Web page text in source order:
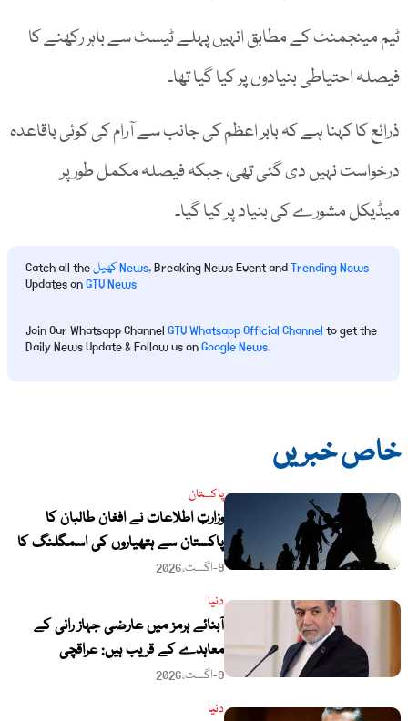
ٹیم مینجمنٹ کے مطابق انہیں پہلے ٹیسٹ سے باہر رکھنے کا
فیصلہ احتیاطی بنیادوں پر کیا گیا تھا۔
ذرائع کا کہنا ہے کہ بابر اعظم کی جانب سے آرام کی کوئی باقاعدہ
درخواست نہیں دی گئی تھی، جبکہ فیصلہ مکمل طور پر
میڈیکل مشورے کی بنیاد پر کیا گیا۔
Catch all the کھیل News, Breaking News Event andTrending News
Updates onGTV News
Join Our Whatsapp ChannelGTV Whatsapp Official Channelto get the
Daily News Update & Follow us onGoogle News
خاص خبریں
پاکستان
وزارتِ اطلاعات نے افغان طالبان کا
پاکستان سے ہتھیاروں کی اسمگلنگ کا
دعویٰ مسترد کردیا
9-اگست،2026
دنیا
آبنائے ہرمز میں عارضی جہاز رانی کے
معاہدے کے قریب ہیں: عراقچی
9-اگست،2026
دنیا